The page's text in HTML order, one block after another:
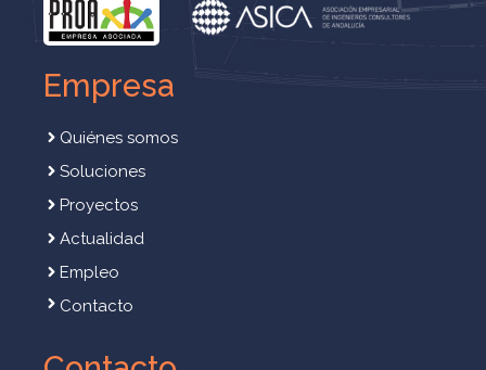
Empresa
Quiénes somos
Soluciones
Proyectos
Actualidad
Empleo
Contacto